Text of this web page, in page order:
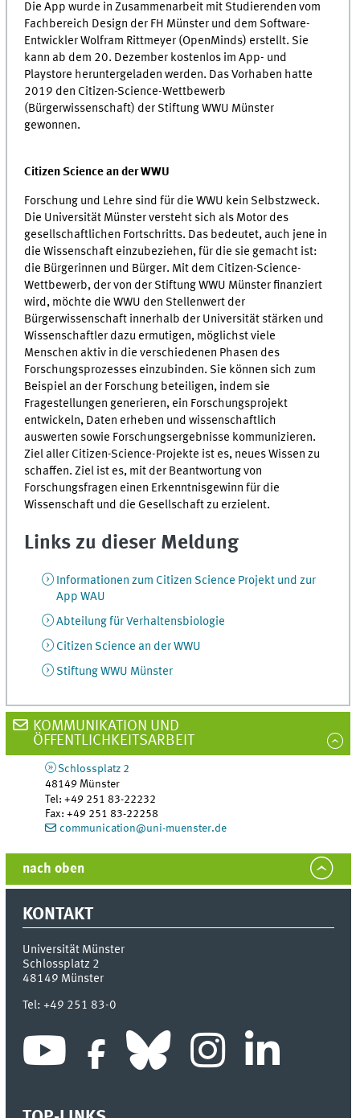
Die App wurde in Zusammenarbeit mit Studierenden vom
Fachbereich Design der FH Münster und dem Software-
Entwickler Wolfram Rittmeyer (OpenMinds) erstellt. Sie
kann ab dem 20. Dezember kostenlos im App- und
Playstore heruntergeladen werden. Das Vorhaben hatte
2019 den Citizen-Science-Wettbewerb
(Bürgerwissenschaft) der Stiftung WWU Münster
gewonnen.
Citizen Science an der WWU
Forschung und Lehre sind für die WWU kein Selbstzweck.
Die Universität Münster versteht sich als Motor des
gesellschaftlichen Fortschritts. Das bedeutet, auch jene in
die Wissenschaft einzubeziehen, für die sie gemacht ist:
die Bürgerinnen und Bürger. Mit dem Citizen-Science-
Wettbewerb, der von der Stiftung WWU Münster finanziert
wird, möchte die WWU den Stellenwert der
Bürgerwissenschaft innerhalb der Universität stärken und
Wissenschaftler dazu ermutigen, möglichst viele
Menschen aktiv in die verschiedenen Phasen des
Forschungsprozesses einzubinden. Sie können sich zum
Beispiel an der Forschung beteiligen, indem sie
Fragestellungen generieren, ein Forschungsprojekt
entwickeln, Daten erheben und wissenschaftlich
auswerten sowie Forschungsergebnisse kommunizieren.
Ziel aller Citizen-Science-Projekte ist es, neues Wissen zu
schaffen. Ziel ist es, mit der Beantwortung von
Forschungsfragen einen Erkenntnisgewinn für die
Wissenschaft und die Gesellschaft zu erzielent.
Links zu dieser Meldung
Informationen zum Citizen Science Projekt und zur
App WAU
Abteilung für Verhaltensbiologie
Citizen Science an der WWU
Stiftung WWU Münster
KOMMUNIKATION UND
ÖFFENTLICHKEITSARBEIT
Schlossplatz 2
48149 Münster
Tel:+49 251 83-22232
Fax:+49 251 83-22258
communication@uni-muenster.de
nach oben
KONTAKT
Universität Münster
Schlossplatz 2
48149 Münster
Tel:+49 251 83-0